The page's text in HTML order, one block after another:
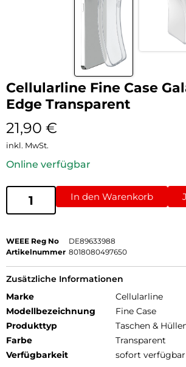
Cellularline Fine Case
Edge Transparent
21,90 €
inkl. MwSt.
Online verfügbar
In den Warenkorb
WEEE Reg No
DE89633988
Artikelnummer 8018080497650
Zusätzliche Informationen
Marke
Cellularline
Modellbezeichnung
Fine Case
Produkttyp
Taschen &
Farbe
Transparent
Verfügbarkeit
sofort verfügbar